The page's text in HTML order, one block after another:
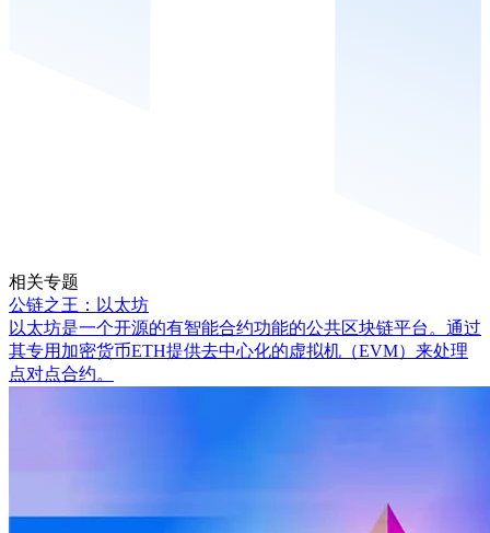
相关专题
公链之王：以太坊
以太坊是一个开源的有智能合约功能的公共区块链平台。通过
其专用加密货币ETH提供去中心化的虚拟机（EVM）来处理
点对点合约。